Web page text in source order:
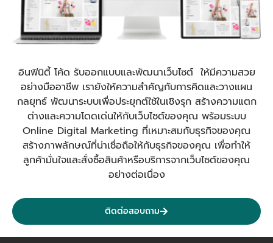
อินฟินิตี้ โค้ด รับออกแบบและพัฒนาเว็บไซต์ ให้มีความสวย
อย่างมืออาชีพ เรายังให้ความสำคัญกับการคิดและวางแผน
กลยุทธ์ พัฒนาระบบเพื่อประยุกต์ใช้ในเชิงรุก สร้างความแตก
ต่างและความโดดเด่นให้กับเว็บไซต์ของคุณ พร้อมระบบ
Online Digital Marketing ที่เหมาะสมกับธุรกิจของคุณ
สร้างภาพลักษณ์ที่น่าเชื่อถือให้กับธุรกิจของคุณ เพื่อทำให้
ลูกค้ามั่นใจและสั่งซื้อสินค้าหรือบริการจากเว็บไซต์ของคุณ
อย่างต่อเนื่อง
ติดต่อสอบถาม